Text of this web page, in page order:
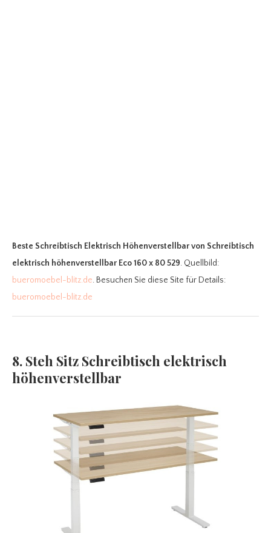
Beste Schreibtisch Elektrisch Höhenverstellbarvon Schreibtisch
elektrisch höhenverstellbar Eco 160 x 80 529. Quellbild:
bueromoebel-blitz.de. Besuchen Sie diese Site für Details:
bueromoebel-blitz.de
8. Steh Sitz Schreibtisch elektrisch
höhenverstellbar